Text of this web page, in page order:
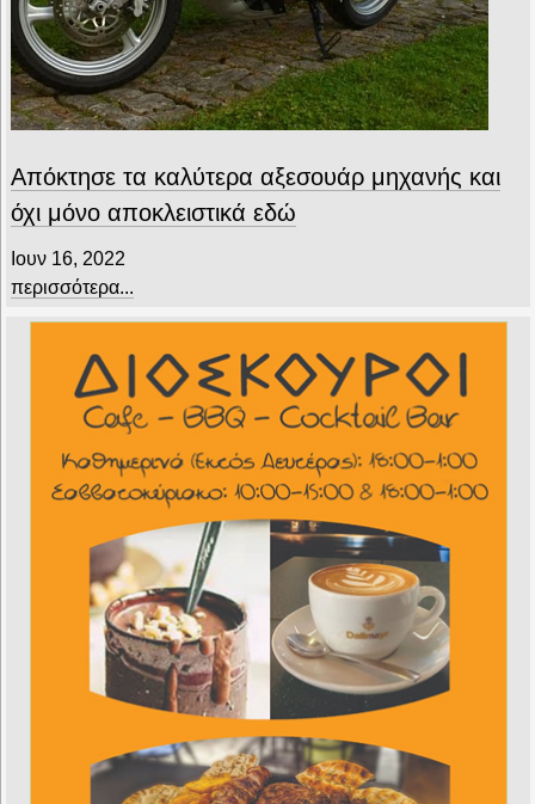
Απόκτησε τα καλύτερα αξεσουάρ μηχανής και
όχι μόνο αποκλειστικά εδώ
Ιουν 16, 2022
περισσότερα...